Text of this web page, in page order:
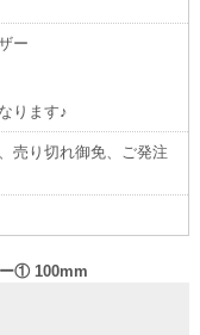
ー
ります♪
売り切れ御免、ご発注
ー① 100mm